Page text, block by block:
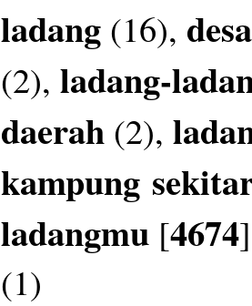
ladang (16), desa
(2), ladang-
daerah (2),
kampung
ladangmu [4674
(1)